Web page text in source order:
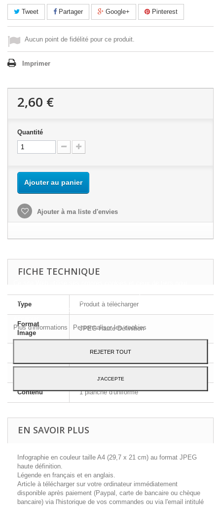
Tweet Partager Google+ Pinterest
Aucun point de fidélité pour ce produit.
Imprimer
2,60 €
Quantité
Ajouter au panier
Ajouter à ma liste d'envies
FICHE TECHNIQUE
Type Produit à télécharger
Format
Image
JPEG Haute Définition
A4 - 29,7 x 21 cm
Contenu 1 planche d'uniforme
EN SAVOIR PLUS
Infographie en couleur taille A4 (29,7 x 21 cm) au format JPEG
haute définition.
Légende en français et en anglais.
Article à télécharger sur votre ordinateur immédiatement
disponible après paiement (Paypal, carte de bancaire ou chèque
bancaire) via l'historique de vos commandes ou via l'email intitulé
préférences en analysant vos habitudes de navigation. Pour donner
votre consentement à son utilisation, appuyez sur le bouton
Plus d'informations
Personnaliser les cookies
REJETER TOUT
J'ACCEPTE